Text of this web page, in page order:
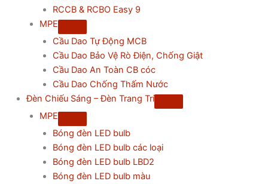
RCCB & RCBO Easy 9
MPE
Cầu Dao Tự Động MCB
Cầu Dao Bảo Vệ Rò Điện, Chống Giật
Cầu Dao An Toàn CB cóc
Cầu Dao Chống Thấm Nước
Đèn Chiếu Sáng – Đèn Trang Trí
MPE
Bóng đèn LED bulb
Bóng đèn LED bulb các loại
Bóng đèn LED bulb LBD2
Bóng đèn LED bulb màu